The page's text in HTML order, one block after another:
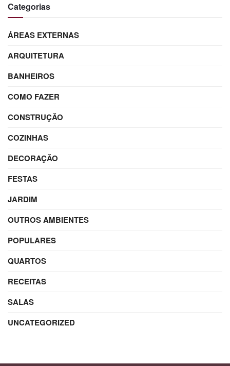
Categorias
ÁREAS EXTERNAS
ARQUITETURA
BANHEIROS
COMO FAZER
CONSTRUÇÃO
COZINHAS
DECORAÇÃO
FESTAS
JARDIM
OUTROS AMBIENTES
POPULARES
QUARTOS
RECEITAS
SALAS
UNCATEGORIZED